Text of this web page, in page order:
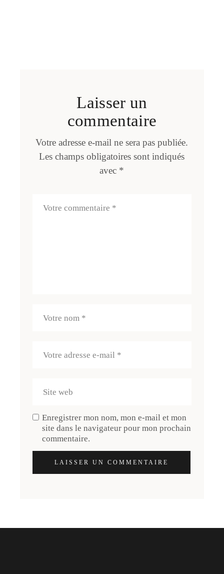
Laisser un
commentaire
Votre adresse e-mail ne sera pas publiée.
Les champs obligatoires sont indiqués
avec *
Enregistrer mon nom, mon e-mail et mon
site dans le navigateur pour mon prochain
commentaire.
LAISSER UN COMMENTAIRE